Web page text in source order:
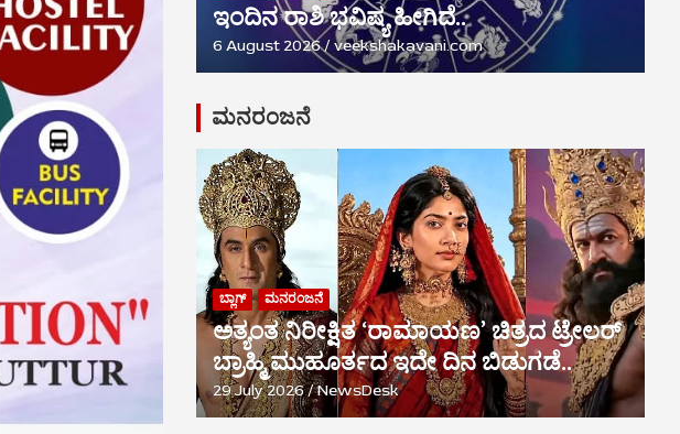
ಇಂದಿನ ರಾಶಿ ಭವಿಷ್ಯ ಹೀಗಿದೆ..
6 August 2026 veekshakavani.com
ಮನರಂಜನೆ
ಬ್ಲಾಗ್ ಮನರಂಜನೆ
ಅತ್ಯಂತ ನಿರೀಕ್ಷಿತ ‘ರಾಮಾಯಣ’ ಚಿತ್ರದ ಟ್ರೇಲರ್
ಬ್ರಾಹ್ಮಿ ಮುಹೂರ್ತದ ಇದೇ ದಿನ ಬಿಡುಗಡೆ..
29 July 2026 NewsDesk